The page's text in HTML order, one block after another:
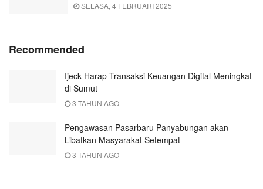
SELASA, 4 FEBRUARI 2025
Recommended
Ijeck Harap Transaksi Keuangan Digital Meningkat
di Sumut
3 TAHUN AGO
Pengawasan Pasarbaru Panyabungan akan
Libatkan Masyarakat Setempat
3 TAHUN AGO